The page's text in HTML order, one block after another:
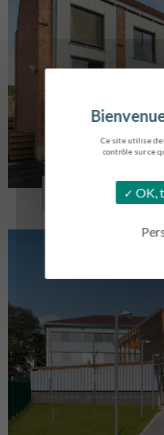
Ce site utilise
contrôle sur ce
OK,
LOG. JEUNES